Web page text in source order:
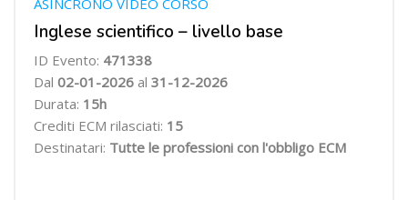
Inglese scientifico – livello base
ASINCRONO VIDEO CORSO
ID Evento: 471338
Dal 02-01-2026 al 31-12-2026
Durata: 15h
Crediti ECM rilasciati: 15
Destinatari: Tutte le professioni con l'obbligo ECM